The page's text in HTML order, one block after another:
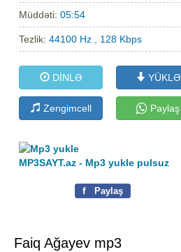
Müddəti:05:54
Tezlik:44100 Hz , 128 Kbps
DİNLƏ YÜKLƏ
Zengimcell Paylaş
MP3SAYT.az - Mp3 yukle pulsuz
f Paylaş
Faiq Ağayev mp3